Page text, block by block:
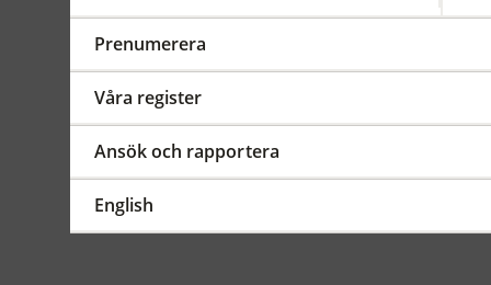
Prenumerera
Våra register
Ansök och rapportera
English
bestämmelser om
tredjepart, behöver även
fondföreskrifterna ändras.
Ändringarna träder i kraft